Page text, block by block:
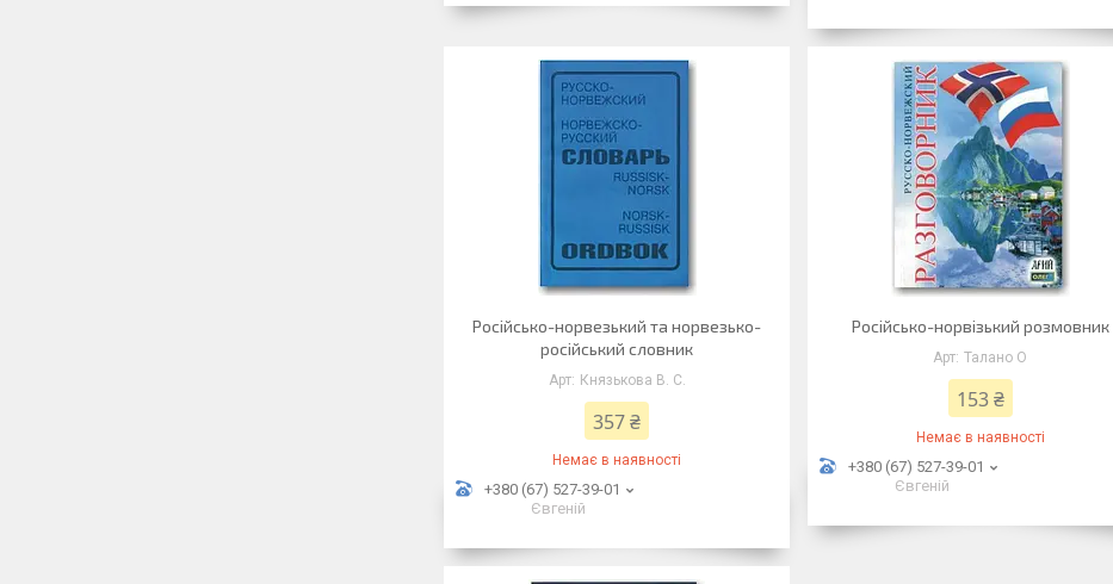
Російсько-норвезький та норвезько-
російський словник
Князькова В. С.
357 ₴
Немає в наявності
+380 (67) 527-39-01
Євгеній
Російсько-норвізький розмовник
Талано О
153 ₴
Немає в наявності
+380 (67) 527-39-01
Євгеній